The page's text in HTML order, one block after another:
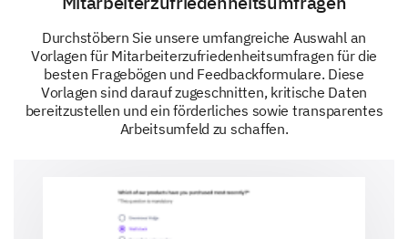
Durchstöbern Sie unsere umfangreiche Auswahl an
Vorlagen für Mitarbeiterzufriedenheitsumfragen für die
besten Fragebögen und Feedbackformulare. Diese
Vorlagen sind darauf zugeschnitten, kritische Daten
bereitzustellen und ein förderliches sowie transparentes
Arbeitsumfeld zu schaffen.